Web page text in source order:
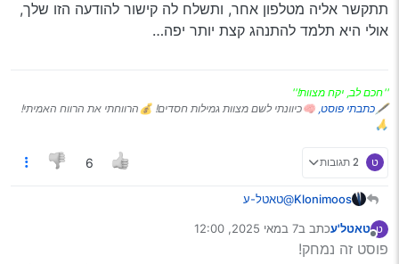
מעלות: זמינה בטלפון מאוד יעילה ומתחייבת למחיר הכי
זול שמצאת… ועוד זה כולל שמשות מראות ופנסים…
חסרונות: לא נתקלתי
תתקשר אליה מטלפון אחר, ותשלח לה קישור להודעה הזו שלך,
אולי היא תלמד להתנהג קצת יותר יפה…
''חכם לב, יקח מצוות!''
🖋 כתבתי פוסט, 🧠כיוונתי לשם מצוות גמילות חסדים! 💰הרווחתי את הרווח האמיתי!
🙏
ט 2 תגובות 6
Klonimoos@טאטל-ע
שלך, אולי היא תלמד להתנהג קצת יותר יפה…
ט טאטל'עכתב ב7 במאי 2025, 12:00
נערך לאחרונה על ידי
פוסט זה נמחק!